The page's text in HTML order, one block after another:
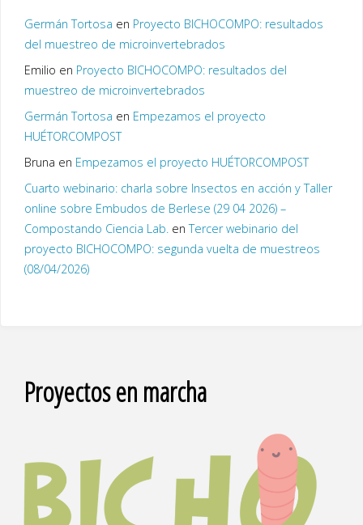
Germán Tortosa en Proyecto BICHOCOMPO: resultados
del muestreo de microinvertebrados
Emilio en Proyecto BICHOCOMPO: resultados del
muestreo de microinvertebrados
Germán Tortosa en Empezamos el proyecto
HUÉTORCOMPOST
Bruna en Empezamos el proyecto HUÉTORCOMPOST
Cuarto webinario: charla sobre Insectos en acción y Taller
online sobre Embudos de Berlese (29 04 2026) –
Compostando Ciencia Lab.enTercer webinario del
proyecto BICHOCOMPO: segunda vuelta de muestreos
(08/04/2026)
Proyectos en marcha